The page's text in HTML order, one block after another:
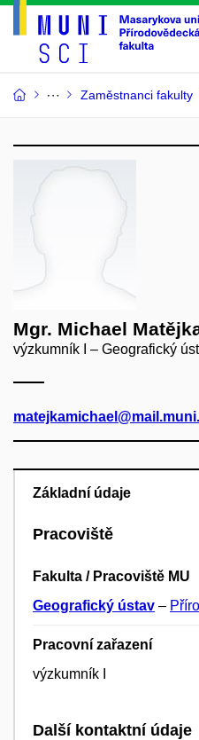
Zaměstnanci fakulty
Mgr. Michael
výzkumník I – Geografický
Základní údaje
Pracoviště
Fakulta / Pracoviště MU
Geografický ústav –
Pracovní zařazení
výzkumník I
Další kontaktní údaje